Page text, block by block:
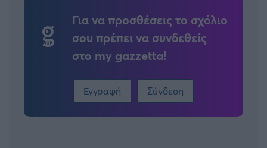
Για να προσθέσεις το σχόλιο
σου πρέπει να συνδεθείς
στο my gazzetta!
Εγγραφή Σύνδεση